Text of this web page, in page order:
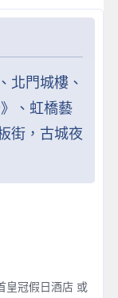
北門城樓、
、虹橋藝
街，古城夜
皇冠假日酒店 或